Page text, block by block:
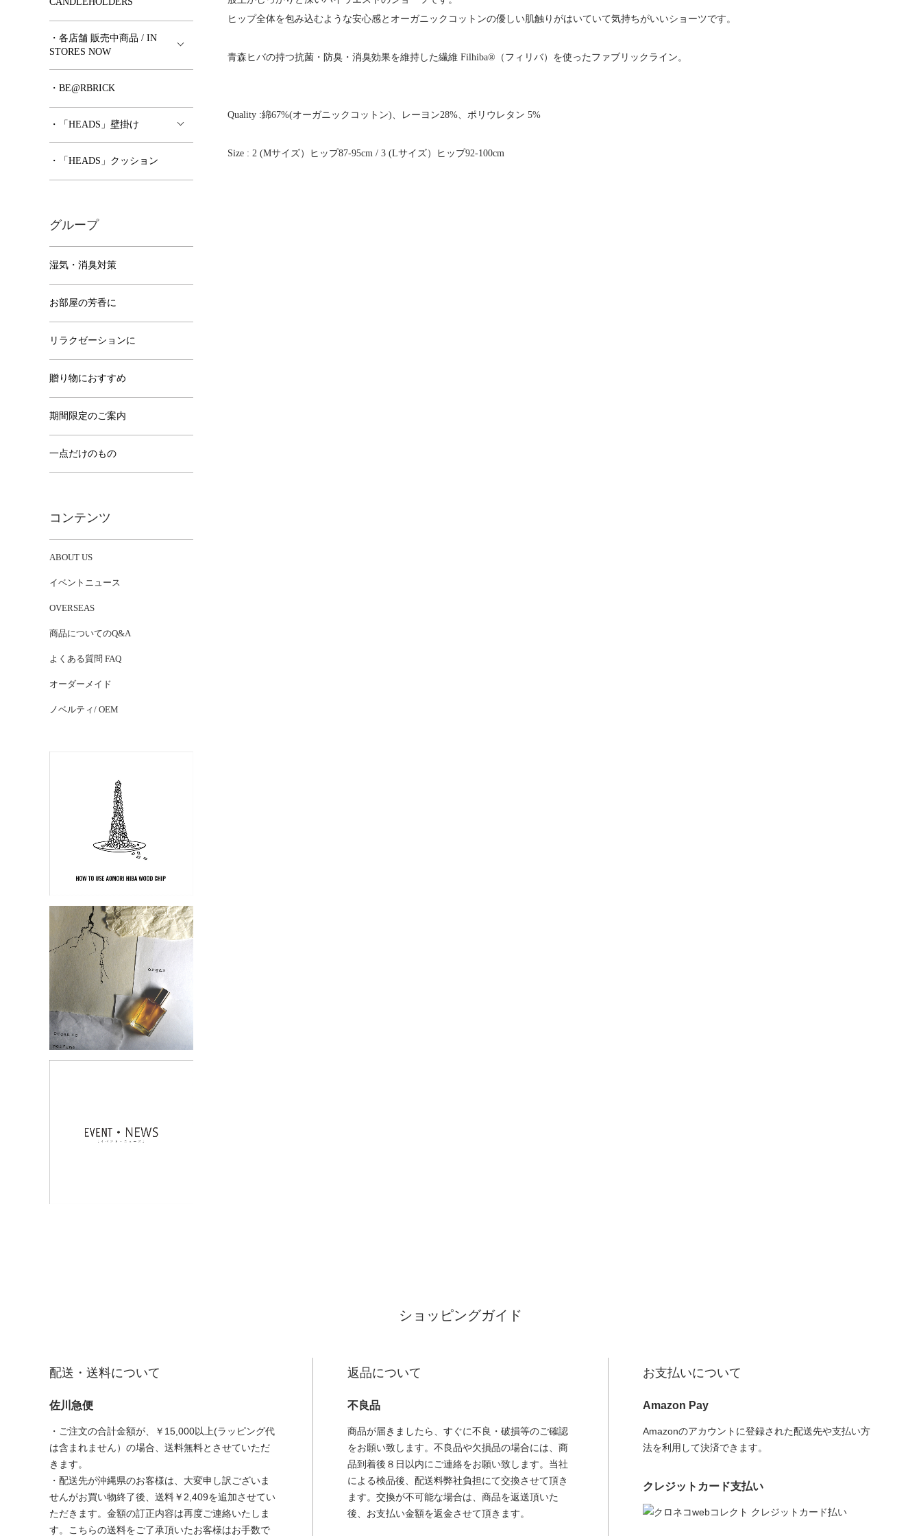
ヒップ全体を包み込むような安心感とオーガニックコットンの優しい肌触りがはいていて気持ちがいいショーツです。
青森ヒバの持つ抗菌・防臭・消臭効果を維持した繊維 Filhiba®（フィリバ）を使ったファブリックライン。
Quality :綿67%(オーガニックコットン)、レーヨン28%、ポリウレタン 5%
Size : 2 (Mサイズ）ヒップ87-95cm / 3 (Lサイズ）ヒップ92-100cm
・各店舗 販売中商品 / IN
STORES NOW
・BE@RBRICK
・「HEADS」壁掛け
・「HEADS」クッション
グループ
湿気・消臭対策
お部屋の芳香に
リラクゼーションに
贈り物におすすめ
期間限定のご案内
一点だけのもの
コンテンツ
ABOUT US
イベントニュース
OVERSEAS
商品についてのQ&A
よくある質問 FAQ
オーダーメイド
ノベルティ/ OEM
ショッピングガイド
配送・送料について
佐川急便
・ご注文の合計金額が、￥15,000以上(ラッピング代
は含まれません）の場合、送料無料とさせていただ
きます。
・配送先が沖縄県のお客様は、大変申し訳ございま
せんがお買い物終了後、送料￥2,409を追加させてい
ただきます。金額の訂正内容は再度ご連絡いたしま
す。こちらの送料をご了承頂いたお客様はお手数で
返品について
不良品
商品が届きましたら、すぐに不良・破損等のご確認
をお願い致します。不良品や欠損品の場合には、商
品到着後８日以内にご連絡をお願い致します。当社
による検品後、配送料弊社負担にて交換させて頂き
ます。交換が不可能な場合は、商品を返送頂いた
後、お支払い金額を返金させて頂きます。
お支払いについて
Amazon Pay
Amazonのアカウントに登録された配送先や支払い方
法を利用して決済できます。
クレジットカード支払い